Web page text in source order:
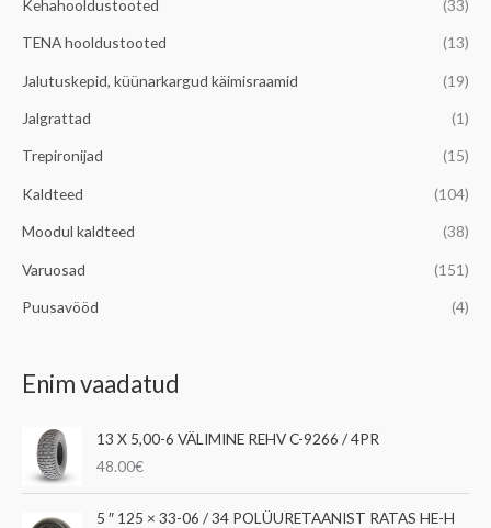
Kehahooldustooted (33)
TENA hooldustooted (13)
Jalutuskepid, küünarkargud käimisraamid (19)
Jalgrattad (1)
Trepironijad (15)
Kaldteed (104)
Moodul kaldteed (38)
Varuosad (151)
Puusavööd (4)
Enim vaadatud
13 X 5,00-6 VÄLIMINE REHV C-9266 / 4PR
48.00€
5 ″ 125 × 33-06 / 34 POLÜURETAANIST RATAS HE-H